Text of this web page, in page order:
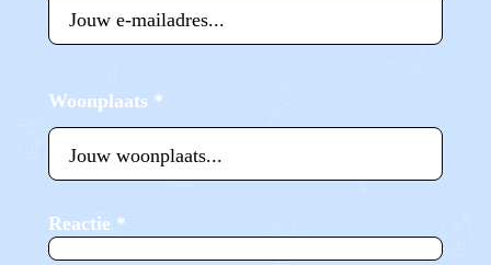
Woonplaats *
Reactie *